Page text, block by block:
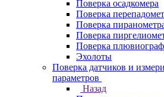
Поверка осадкомера
Поверка
Поверка
Поверка
Поверка
Эхолоты
Поверка датчиков и
параметров
Назад